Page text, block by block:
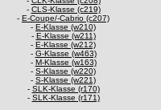
- CLS-Klasse (c219)
- E-Coupe/-Cabrio (c207)
- E-Klasse (w210)
- E-Klasse (w211)
- E-Klasse (w212)
- G-Klasse (w463)
- M-Klasse (w163)
- S-Klasse (w220)
- S-Klasse (w221)
- SLK-Klasse (r170)
- SLK-Klasse (r171)